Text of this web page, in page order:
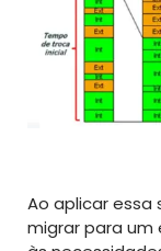
Ao aplicar essa
migrar para